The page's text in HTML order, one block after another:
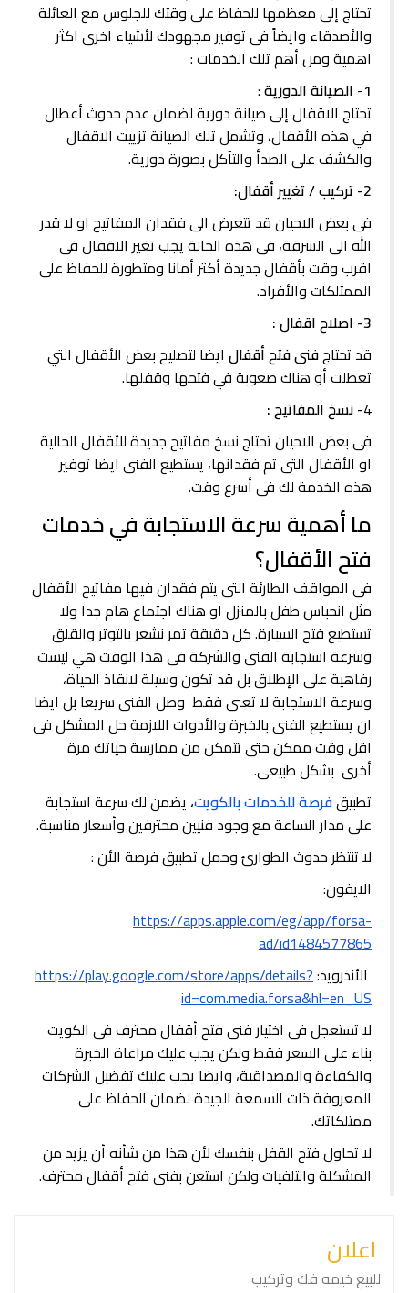
تحتاج إلى معظمها للحفاظ على وقتك للجلوس مع العائلة
والأصدقاء وايضاً فى توفير مجهودك لأشياء اخرى اكثر
اهمية ومن أهم تلك الخدمات :
1
- الصيانة الدورية:
تحتاج الاقفال إلى صيانة دورية لضمان عدم حدوث أعطال
في هذه الأقفال، وتشمل تلك الصيانة تزييت الاقفال
والكشف على الصدأ والتآكل بصورة دورية.
2- تركيب / تغيير أقفال:
فى بعض الاحيان قد تتعرض الى فقدان المفاتيح او لا قدر
الله الى السرقة، فى هذه الحالة يجب تغير الاقفال فى
اقرب وقت بأقفال جديدة أكثر أمانا ومتطورة للحفاظ على
الممتلكات والأفراد.
3- اصلاح اقفال :
قد تحتاجفنى فتح أقفال ايضا لتصليح بعض الأقفال التي
تعطلت أو هناك صعوبة في فتحها وقفلها.
4- نسخ المفاتيح :
فى بعض الاحيان تحتاج نسخ مفاتيح جديدة للأقفال الحالية
او الأقفال التى تم فقدانها، يستطيع الفنى ايضا توفير
هذه الخدمة لك فى أسرع وقت.
ما أهمية سرعة الاستجابة في خدمات
فتح الأقفال؟
فى المواقف الطارئة التى يتم فقدان فيها مفاتيح الأقفال
مثل انحباس طفل بالمنزل او هناك اجتماع هام جدا ولا
تستطيع فتح السيارة. كل دقيقة تمر نشعر بالتوتر والقلق
وسرعة استجابة الفنى والشركة فى هذا الوقت هي ليست
رفاهية على الإطلاق بل قد تكون وسيلة لانقاذ الحياة،
وسرعة الاستجابة لا تعنى فقط وصل الفنى سريعا بل ايضا
ان يستطيع الفنى بالخبرة والأدوات اللازمة حل المشكل فى
اقل وقت ممكن حتى تتمكن من ممارسة حياتك مرة
أخرى بشكل طبيعى.
تطبيقفرصة للخدمات بالكويت،يضمن لك سرعة استجابة
على مدار الساعة مع وجود فنيين محترفين وأسعار مناسبة.
لا تنتظر حدوث الطوارئ وحمل تطبيق فرصة الأن :
الايفون:
https://apps.apple.com/eg/app/forsa-
ad/id1484577865
الأندرويد:https://play.google.com/store/apps/details?
id=com.media.forsa&hl=en_US
لا تستعجل فى اختيار فنى فتح أقفال محترف فى الكويت
بناء على السعر فقط ولكن يجب عليك مراعاة الخبرة
والكفاءة والمصداقية، وايضا يجب عليك تفضيل الشركات
المعروفة ذات السمعة الجيدة لضمان الحفاظ على
ممتلكاتك.
لا تحاول فتح القفل بنفسك لأن هذا من شأنه أن يزيد من
المشكلة والتلفيات ولكن استعن بفنى فتح أقفال محترف.
اعلان
للبيع خيمه فك وتركيب